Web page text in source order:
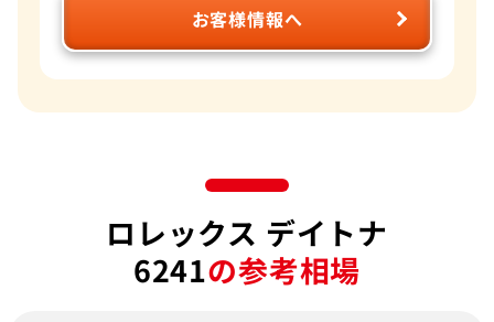
お客様情報へ
ロレックス デイトナ
6241の参考相場